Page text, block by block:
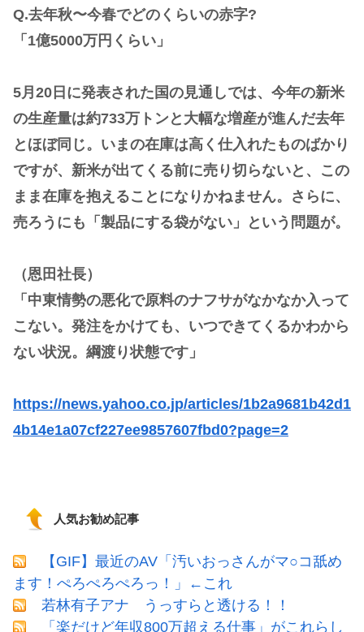
Q.去年秋〜今春でどのくらいの赤字?
「1億5000万円くらい」
5月20日に発表された国の見通しでは、今年の新米
の生産量は約733万トンと大幅な増産が進んだ去年
とほぼ同じ。いまの在庫は高く仕入れたものばかり
ですが、新米が出てくる前に売り切らないと、この
まま在庫を抱えることになりかねません。さらに、
売ろうにも「製品にする袋がない」という問題が。
（恩田社長）
「中東情勢の悪化で原料のナフサがなかなか入って
こない。発注をかけても、いつできてくるかわから
ない状況。綱渡り状態です」
https://news.yahoo.co.jp/articles/1b2a9681b42d1
4b14e1a07cf227ee9857607fbd0?page=2
人気お勧め記事
【GIF】最近のAV「汚いおっさんがマ○コ舐め
ます！ぺろぺろぺろっ！」←これ
若林有子アナ うっすらと透ける！！
「楽だけど年収800万超える仕事」がこれらし